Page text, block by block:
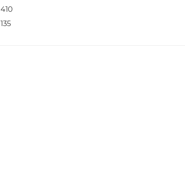
410
135